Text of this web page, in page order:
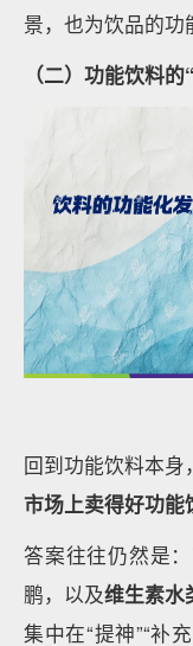
景，也为饮品的功
（二）功能饮料
回到功能饮料本身
市场上卖得好功能
答案往往仍然是：
鹏，以及维生素水
集中在“提神”“补